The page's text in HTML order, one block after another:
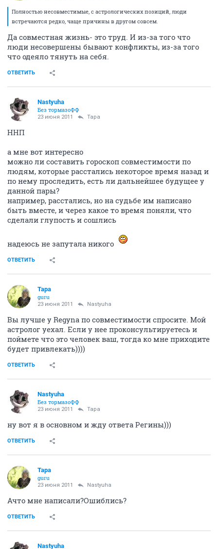
Полностью несовместимые, с астрологических позиций, люди
встречаются редко, чаще причины в другом совсем.
Да совместная жизнь- это труд. И из-за того что
люди несовершены бывают конфликты, из-за того
что одеяло тянуть на себя.
ОТВЕТИТЬ
Nastyuha
Без тормазоФФ
23 июня 2011 Тара
ННП
а мне вот интересно
можно ли составить гороскоп совместимости по
людям, которые расстались некоторое время назад и
по нему проследить, есть ли дальнейшее будущее у
данной пары?
например, расстались, но на судьбе им написано
быть вместе, и через какое то время поняли, что
сделали глупость и сошлись
надеюсь не запутала никого
ОТВЕТИТЬ
Тара
guru
23 июня 2011 Nastyuha
Вы лучше у Regyna по совместимости спросите. Мой
астролог уехал. Если у нее проконсультируетесь и
поймете что это человек ваш, тогда ко мне приходите
будет привлекать))))
ОТВЕТИТЬ
Nastyuha
Без тормазоФФ
23 июня 2011 Тара
ну вот я в основном и жду ответа Регины)))
ОТВЕТИТЬ
Тара
guru
23 июня 2011 Nastyuha
Ачто мне написали?Ошиблись?
ОТВЕТИТЬ
Nastyuha